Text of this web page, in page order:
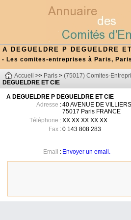
A DEGUELDRE P DEGUELDRE
- Les comites-entreprises à Paris, Paris
Accueil >> Paris > (75017) Comites-
DEGUELDRE ET CIE
A DEGUELDRE P DEGUELDRE ET CIE
Adresse :40 AVENUE DE VILLIERS
75017 Paris FRANCE
Téléphone :XX XX XX XX XX
Fax :0 143 808 283
Email : Envoyer un email.